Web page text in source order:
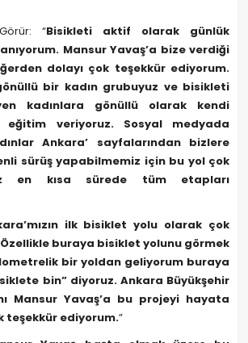
“Bisikleti aktif olarak günlük
Mansur Yavaş’a bize verdiği
dolayı çok teşekkür ediyorum.
bir kadın grubuyuz ve bisikleti
kadınlara gönüllü olarak kendi
eğitim veriyoruz. Sosyal medyada
Ankara’ sayfalarından bizlere
sürüş yapabilmemiz için bu yol çok
en kısa sürede tüm etapları
ilk bisiklet yolu olarak çok
buraya bisiklet yolunu görmek
bir yoldan geliyorum buraya
bin” diyoruz. Ankara Büyükşehir
Mansur Yavaş’a bu projeyi hayata
teşekkür ediyorum.”